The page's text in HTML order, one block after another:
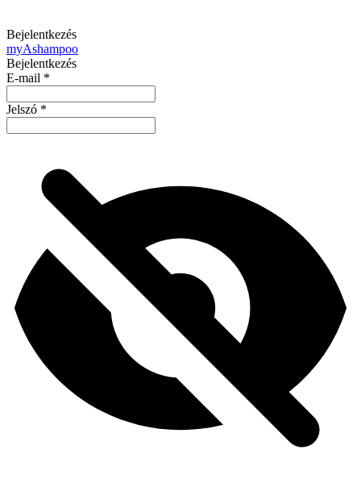
Bejelentkezés
myAshampoo
Bejelentkezés
E-mail *
Jelszó *